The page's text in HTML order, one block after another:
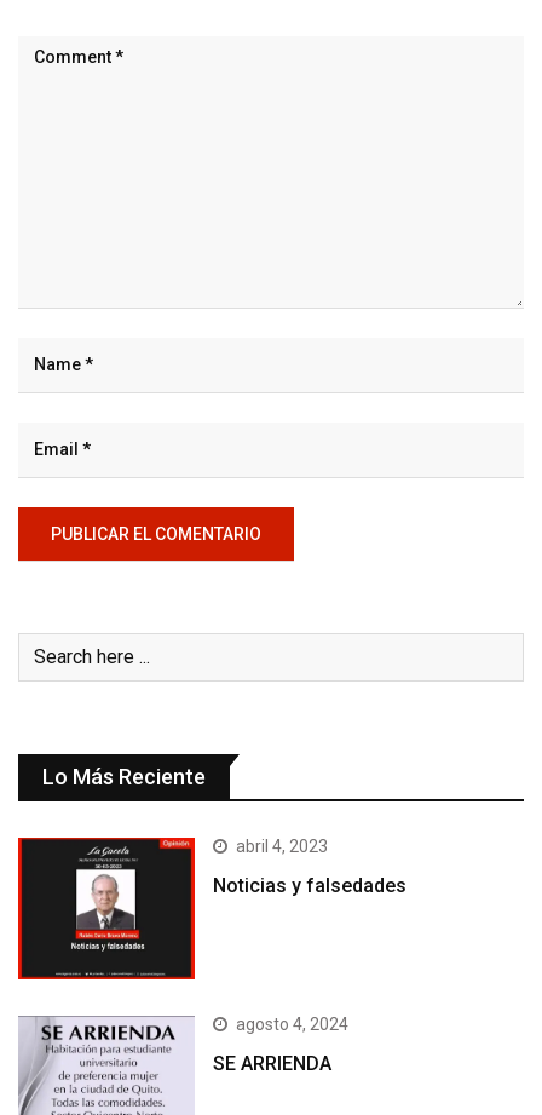
Lo Más Reciente
abril 4, 2023
Noticias y falsedades
agosto 4, 2024
SE ARRIENDA